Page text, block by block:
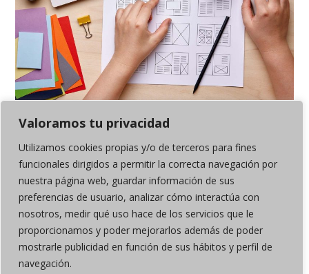
Valoramos tu privacidad
Utilizamos cookies propias y/o de terceros para fines
funcionales dirigidos a permitir la correcta navegación por
nuestra página web, guardar información de sus
preferencias de usuario, analizar cómo interactúa con
nosotros, medir qué uso hace de los servicios que le
proporcionamos y poder mejorarlos además de poder
mostrarle publicidad en función de sus hábitos y perfil de
navegación.
8 TENDENCIAS EN EL DISEÑO EDITORIAL 2021
Por PorfinLunes!